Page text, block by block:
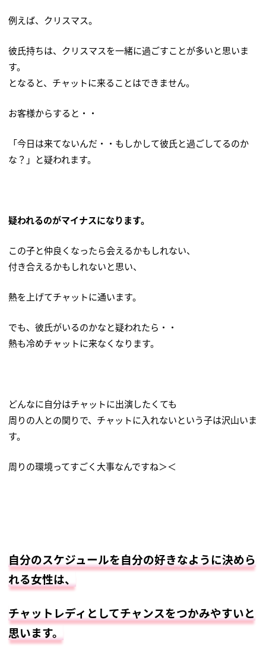
例えば、クリスマス。
彼氏持ちは、クリスマスを一緒に過ごすことが多いと思いま
す。
となると、チャットに来ることはできません。
お客様からすると・・
「今日は来てないんだ・・もしかして彼氏と過ごしてるのか
な？」と疑われます。
疑われるのがマイナスになります。
この子と仲良くなったら会えるかもしれない、
付き合えるかもしれないと思い、
熱を上げてチャットに通います。
でも、彼氏がいるのかなと疑われたら・・
熱も冷めチャットに来なくなります。
どんなに自分はチャットに出演したくても
周りの人との関りで、チャットに入れないという子は沢山いま
す。
周りの環境ってすごく大事なんですね＞＜
自分のスケジュールを自分の好きなように決めら
れる女性は、
チャットレディとしてチャンスをつかみやすいと
思います。